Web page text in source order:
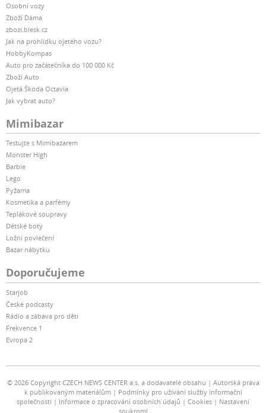
Osobní vozy
Zboží Dáma
zbozi.blesk.cz
Jak na prohlídku ojetého vozu?
HobbyKompas
Auto pro začátečníka do 100 000 Kč
Zboží Auto
Ojetá Škoda Octavia
Jak vybrat auto?
Mimibazar
Testujte s Mimibazarem
Monster High
Barbie
Lego
Pyžama
Kosmetika a parfémy
Teplákové soupravy
Dětské boty
Ložní povlečení
Bazar nábytku
Doporučujeme
Starjob
České podcasty
Rádio a zábava pro děti
Frekvence 1
Evropa 2
© 2026 Copyright CZECH NEWS CENTER a.s. a dodavatelé obsahu
Autorská práva
k publikovaným materiálům
Podmínky pro užívání služby informační
společnosti
Informace o zpracování osobních údajů Cookies
Nastavení
soukromí